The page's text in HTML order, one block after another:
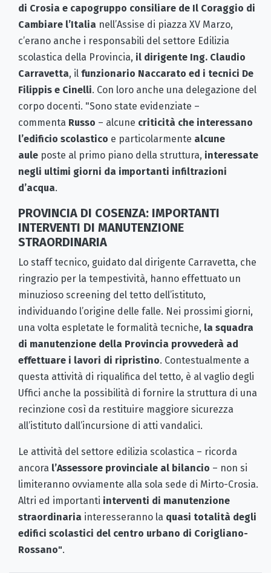
di Crosia e capogruppo consiliare de Il Coraggio di
Cambiare l’Italia nell’Assise di piazza XV Marzo,
c’erano anche i responsabili del settore Edilizia
scolastica della Provincia, il dirigente Ing. Claudio
Carravetta, il funzionario Naccarato ed i tecnici De
Filippis e Cinelli. Con loro anche una delegazione del
corpo docenti. "Sono state evidenziate –
commenta Russo – alcune criticità che interessano
l’edificio scolastico e particolarmente alcune
aule poste al primo piano della struttura, interessate
negli ultimi giorni da importanti infiltrazioni
d’acqua.
PROVINCIA DI COSENZA: IMPORTANTI
INTERVENTI DI MANUTENZIONE
STRAORDINARIA
Lo staff tecnico, guidato dal dirigente Carravetta, che
ringrazio per la tempestività, hanno effettuato un
minuzioso screening del tetto dell’istituto,
individuando l’origine delle falle. Nei prossimi giorni,
una volta espletate le formalità tecniche, la squadra
di manutenzione della Provincia provvederà ad
effettuare i lavori di ripristino. Contestualmente a
questa attività di riqualifica del tetto, è al vaglio degli
Uffici anche la possibilità di fornire la struttura di una
recinzione così da restituire maggiore sicurezza
all’istituto dall’incursione di atti vandalici.
Le attività del settore edilizia scolastica – ricorda
ancora l’Assessore provinciale al bilancio – non si
limiteranno ovviamente alla sola sede di Mirto-Crosia.
Altri ed importanti interventi di manutenzione
straordinaria interesseranno la quasi totalità degli
edifici scolastici del centro urbano di Corigliano-
Rossano".